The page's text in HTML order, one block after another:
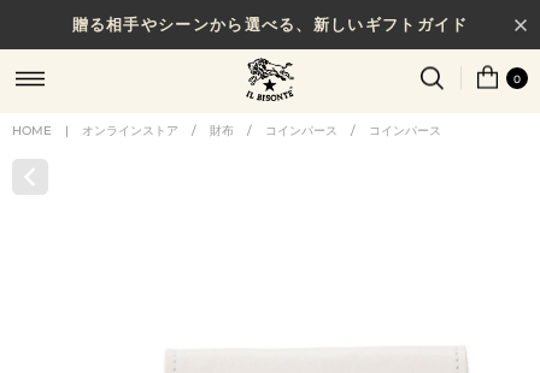
贈る相手やシーンから選べる、新しいギフトガイド
0
HOME | オンラインストア / 財布 / コインパース / コインパース